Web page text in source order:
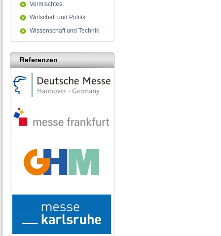
Vermischtes
Wirtschaft und Politik
Wissenschaft und Technik
Referenzen